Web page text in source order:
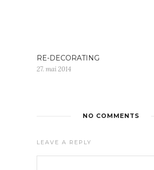
RE-DECORATING
27. mai 2014
NO COMMENTS
LEAVE A REPLY